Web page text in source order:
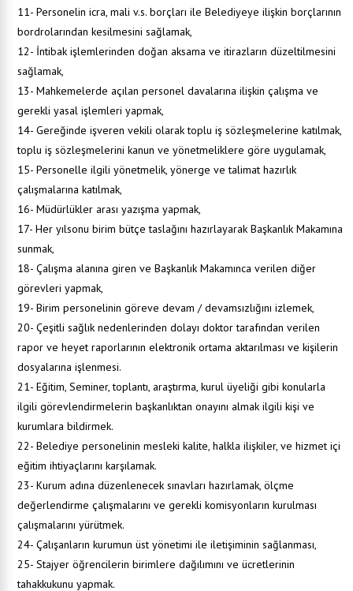
11- Personelin icra, mali v.s. borçları ile Belediyeye ilişkin borçlarının
bordrolarından kesilmesini sağlamak,
12- İntibak işlemlerinden doğan aksama ve itirazların düzeltilmesini
sağlamak,
13- Mahkemelerde açılan personel davalarına ilişkin çalışma ve
gerekli yasal işlemleri yapmak,
14- Gereğinde işveren vekili olarak toplu iş sözleşmelerine katılmak,
toplu iş sözleşmelerini kanun ve yönetmeliklere göre uygulamak,
15- Personelle ilgili yönetmelik, yönerge ve talimat hazırlık
çalışmalarına katılmak,
16- Müdürlükler arası yazışma yapmak,
17- Her yılsonu birim bütçe taslağını hazırlayarak Başkanlık Makamına
sunmak,
18- Çalışma alanına giren ve Başkanlık Makamınca verilen diğer
görevleri yapmak,
19- Birim personelinin göreve devam / devamsızlığını izlemek,
20- Çeşitli sağlık nedenlerinden dolayı doktor tarafından verilen
rapor ve heyet raporlarının elektronik ortama aktarılması ve kişilerin
dosyalarına işlenmesi.
21- Eğitim, Seminer, toplantı, araştırma, kurul üyeliği gibi konularla
ilgili görevlendirmelerin başkanlıktan onayını almak ilgili kişi ve
kurumlara bildirmek.
22- Belediye personelinin mesleki kalite, halkla ilişkiler, ve hizmet içi
eğitim ihtiyaçlarını karşılamak.
23- Kurum adına düzenlenecek sınavları hazırlamak, ölçme
değerlendirme çalışmalarını ve gerekli komisyonların kurulması
çalışmalarını yürütmek.
24- Çalışanların kurumun üst yönetimi ile iletişiminin sağlanması,
25- Stajyer öğrencilerin birimlere dağılımını ve ücretlerinin
tahakkukunu yapmak.